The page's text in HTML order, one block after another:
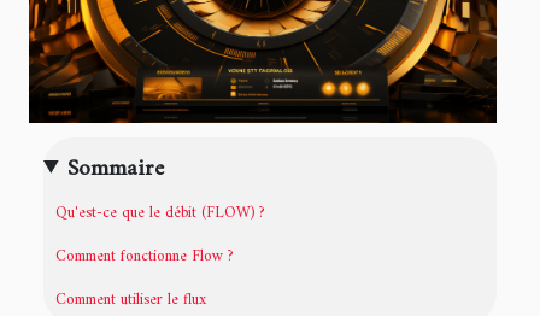
Sommaire
Qu'est-ce que le débit (FLOW) ?
Comment fonctionne Flow ?
Comment utiliser le flux